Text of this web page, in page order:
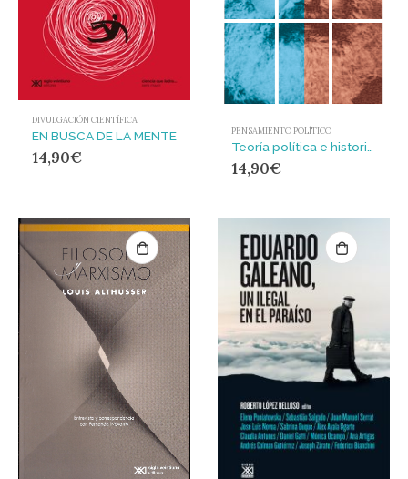
DIVULGACIÓN CIENTÍFICA
EN BUSCA DE LA MENTE
14,90€
PENSAMIENTO POLÍTICO
Teoría política e historia : Un debate con E.P Thompson
14,90€